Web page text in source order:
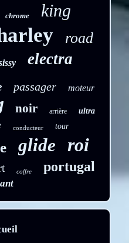
chrome king
road
electra
passager moteur
noir arrière ultra
conducteur tour
glide roi
coffre portugal